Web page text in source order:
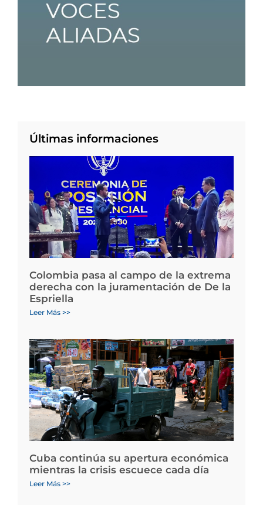
Últimas informaciones
Colombia pasa al campo de la extrema
derecha con la juramentación de De la
Espriella
Leer Más >>
Cuba continúa su apertura económica
mientras la crisis escuece cada día
Leer Más >>